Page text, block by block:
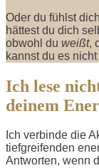
Oder du fühlst
hättest du dich
obwohl du weißt,
kannst du es
Ich lese
deinem
Ich verbinde die
tiefgreifenden
Antworten, wenn